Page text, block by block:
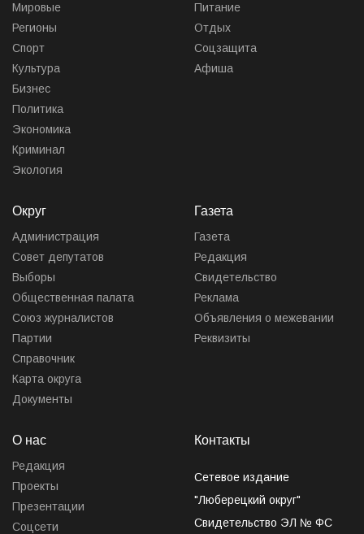
Мировые
Регионы
Спорт
Культура
Бизнес
Политика
Экономика
Криминал
Экология
Питание
Отдых
Соцзащита
Афиша
Округ
Администрация
Совет депутатов
Выборы
Общественная палата
Союз журналистов
Партии
Справочник
Карта округа
Документы
Газета
Газета
Редакция
Свидетельство
Реклама
Объявления о межевании
Реквизиты
О нас
Редакция
Проекты
Презентации
Соцсети
Контакты
Сетевое издание
"Люберецкий округ"
Свидетельство ЭЛ № ФС